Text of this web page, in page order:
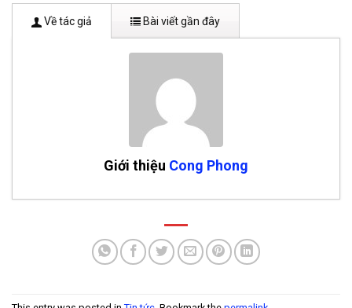
Về tác giả Bài viết gần đây
Giới thiệu Cong Phong
Nhà Phân Phối Ống Nhựa Tiền Phong Tại Ba Vì
25 Tháng 4, 2023
Nhà Phân Phối Ống Nhựa Tiền Phong Tại Mê Linh